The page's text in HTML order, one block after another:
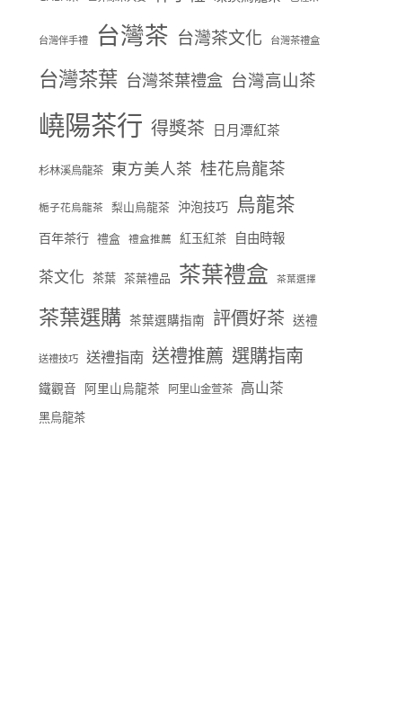
台灣伴手禮 台灣茶 台灣茶文化 台灣茶禮盒
台灣茶葉 台灣茶葉禮盒 台灣高山茶
嶢陽茶行 得獎茶 日月潭紅茶
杉林溪烏龍茶 東方美人茶 桂花烏龍茶
梔子花烏龍茶 梨山烏龍茶 沖泡技巧 烏龍茶
百年茶行 禮盒 禮盒推薦 紅玉紅茶 自由時報
茶文化 茶葉 茶葉禮品 茶葉禮盒 茶葉選擇
茶葉選購 茶葉選購指南 評價好茶 送禮
送禮技巧 送禮指南 送禮推薦 選購指南
鐵觀音 阿里山烏龍茶 阿里山金萱茶 高山茶
黑烏龍茶